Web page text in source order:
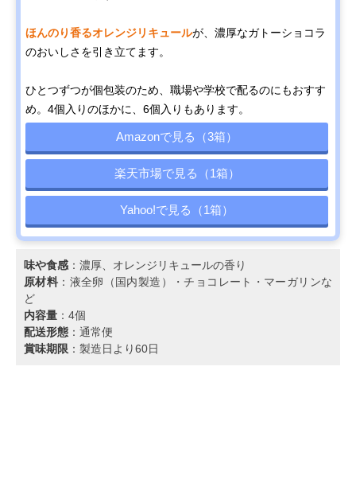
ほんのり香るオレンジリキュールが、濃厚なガトーショコラ
のおいしさを引き立てます。
ひとつずつが個包装のため、職場や学校で配るのにもおすす
め。4個入りのほかに、6個入りもあります。
Amazonで見る（3箱）
楽天市場で見る（1箱）
Yahoo!で見る（1箱）
味や食感 ：濃厚、オレンジリキュールの香り
原材料 ：液全卵（国内製造）・チョコレート・マーガリンな
ど
内容量 ：4個
配送形態 ：通常便
賞味期限 ：製造日より60日